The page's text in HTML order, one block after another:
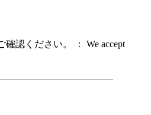
確認ください。 ： We accept